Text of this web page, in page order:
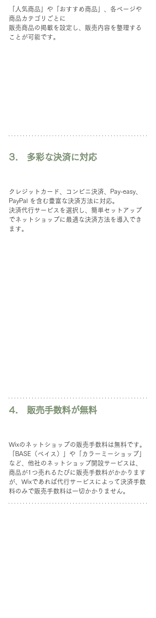
「人気商品」や「おすすめ商品」、各ページや
商品カテゴリごとに
販売商品の掲載を設定し、販売内容を整理する
ことが可能です。
3.　多彩な決済に対応
クレジットカード、コンビニ決済、Pay-easy、
PayPal を含む豊富な決済方法に対応。
決済代行サービスを選択し、簡単セットアップ
でネットショップに最適な決済方法を導入でき
ます。
4.　販売手数料が無料
Wixのネットショップの販売手数料は無料です。
「BASE（ベイス）」や「カラーミーショップ」
など、他社のネットショップ開設サービスは、
商品が1つ売れるたびに販売手数料がかかります
が、Wixであれば代行サービスによって決済手数
料のみで販売手数料は一切かかりません。